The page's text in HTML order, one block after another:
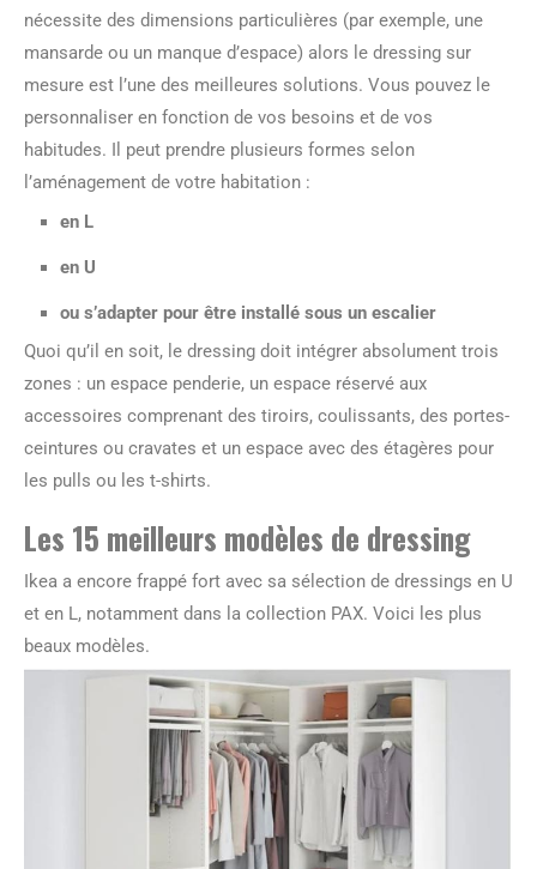
nécessite des dimensions particulières (par exemple, une
mansarde ou un manque d’espace) alors le dressing sur
mesure est l’une des meilleures solutions. Vous pouvez le
personnaliser en fonction de vos besoins et de vos
habitudes. Il peut prendre plusieurs formes selon
l’aménagement de votre habitation :
en L
en U
ou s’adapter pour être installé sous un escalier
Quoi qu’il en soit, le dressing doit intégrer absolument trois
zones : un espace penderie, un espace réservé aux
accessoires comprenant des tiroirs, coulissants, des portes-
ceintures ou cravates et un espace avec des étagères pour
les pulls ou les t-shirts.
Les 15 meilleurs modèles de dressing
Ikea a encore frappé fort avec sa sélection de dressings en U
et en L, notamment dans la collection PAX. Voici les plus
beaux modèles.